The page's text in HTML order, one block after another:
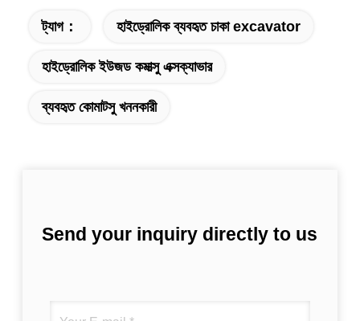
ট্যাগ： হাইড্রোলিক ব্যবহৃত চাকা excavator
হাইড্রোলিক ইউজড কমাত্সু এক্সক্যাভার
ব্যবহৃত কোমাটসু খননকারী
Send your inquiry directly to us